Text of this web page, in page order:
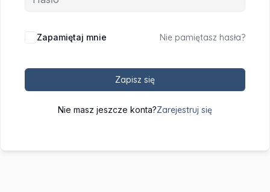
Zapamiętaj mnie Nie pamiętasz hasła?
Zapisz się
Nie masz jeszcze konta?Zarejestruj się